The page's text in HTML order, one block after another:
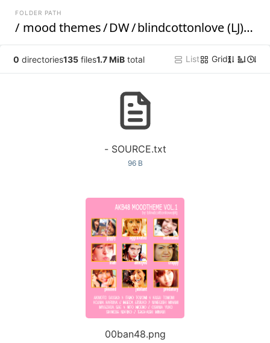
FOLDER PATH
/ mood themes/DW/blindcottonlove (LJ)/
0 directories135 files1.7 MiB total List Grid A
Z
- SOURCE.txt
96 B
00ban48.png